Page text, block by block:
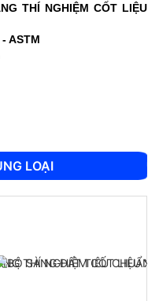
THÍ NGHIỆM CỐT LIỆU
ASTM
LOẠI